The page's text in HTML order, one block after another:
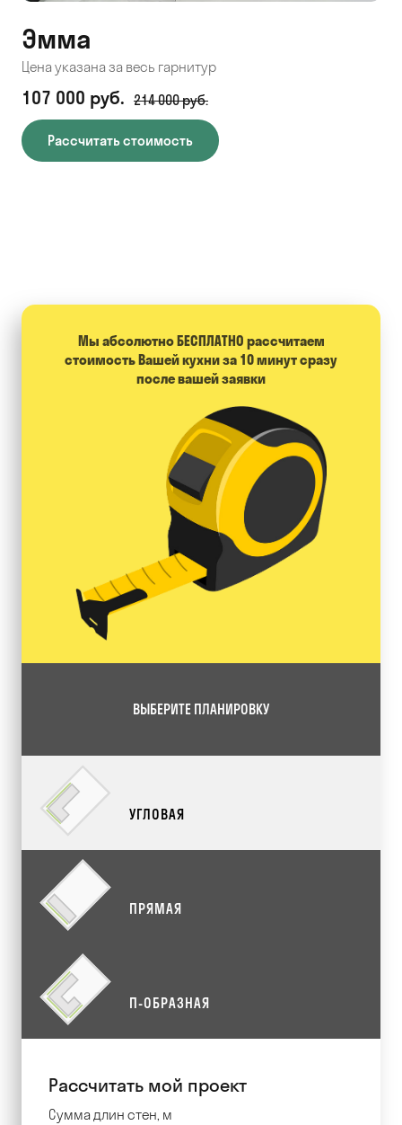
Эмма
Цена указана за весь гарнитур
107 000 руб. 214 000 руб.
Рассчитать стоимость
Мы абсолютно БЕСПЛАТНО расcчитаем
стоимость Вашей кухни за 10 минут сразу
после вашей заявки
ВЫБЕРИТЕ ПЛАНИРОВКУ
УГЛОВАЯ
ПРЯМАЯ
П-ОБРАЗНАЯ
Рассчитать мой проект
Сумма длин стен, м